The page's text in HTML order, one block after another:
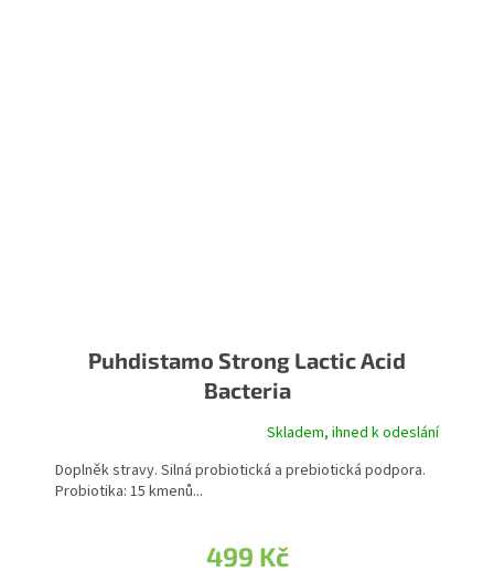
Puhdistamo Strong Lactic Acid
Bacteria
Skladem, ihned k odeslání
499 Kč
Doplněk stravy. Silná probiotická a prebiotická podpora.
Probiotika: 15 kmenů...